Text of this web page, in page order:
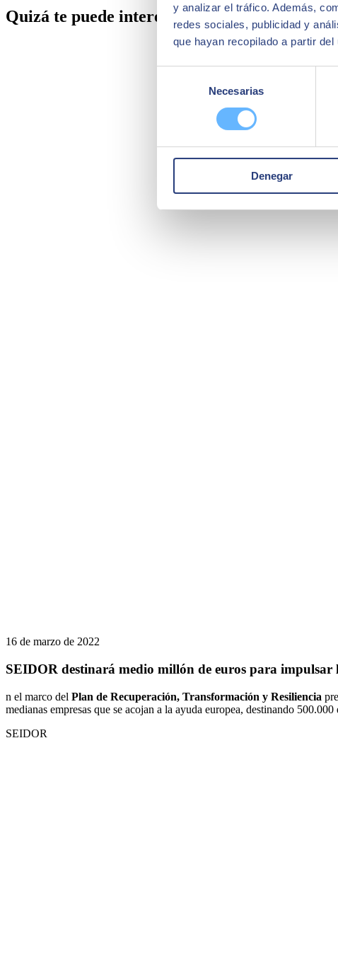
y analizar el tráfico. Además,
redes sociales, publicidad y
que hayan recopilado a partir
consentimiento
Necesarias
Denegar
Quizá te puede interesar
16 de marzo de 2022
SEIDOR destinará medio millón de euros para
n el marco del Plan de Recuperación, Transformación y Resiliencia
medianas empresas que se acojan a la ayuda europea, destinando
SEIDOR